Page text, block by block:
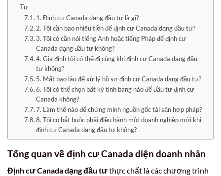
Tư
1. Định cư Canada dạng đầu tư là gì?
2. Tôi cần bao nhiêu tiền để định cư Canada dạng đầu tư?
3. Tôi có cần nói tiếng Anh hoặc tiếng Pháp để định cư
Canada dạng đầu tư không?
4. Gia đình tôi có thể đi cùng khi định cư Canada dạng đầu
tư không?
5. Mất bao lâu để xử lý hồ sơ định cư Canada dạng đầu tư?
6. Tôi có thể chọn bất kỳ tỉnh bang nào để đầu tư định cư
Canada không?
7. Làm thế nào để chứng minh nguồn gốc tài sản hợp pháp?
8. Tôi có bắt buộc phải điều hành một doanh nghiệp mới khi
định cư Canada dạng đầu tư không?
Tổng quan về định cư Canada diện doanh nhân
Định cư Canada dạng đầu tưthực chất là các chương trình